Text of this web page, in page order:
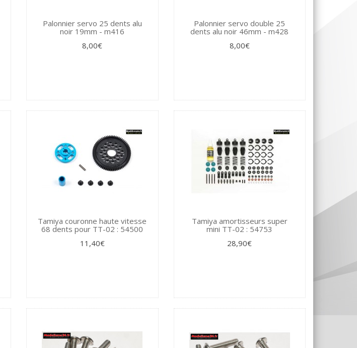
Palonnier servo 25 dents alu
noir 19mm - m416
8,00€
Palonnier servo double 25
dents alu noir 46mm - m428
8,00€
Tamiya couronne haute vitesse
68 dents pour TT-02 : 54500
11,40€
Tamiya amortisseurs super
mini TT-02 : 54753
28,90€